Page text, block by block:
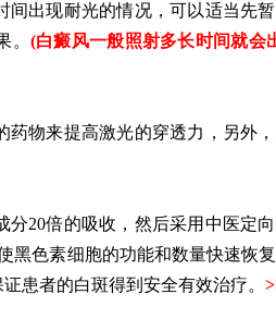
出现耐光的情况，可以适当先
。 (白癜风一般照射多长时间就会
物来提高激光的穿透力，另外
20倍的吸收，然后采用中医定向
黑色素细胞的功能和数量快速恢
患者的白斑得到安全有效治疗。